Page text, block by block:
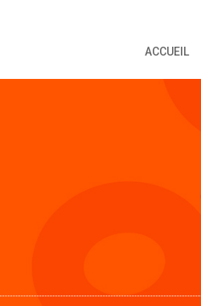
ACCUEIL